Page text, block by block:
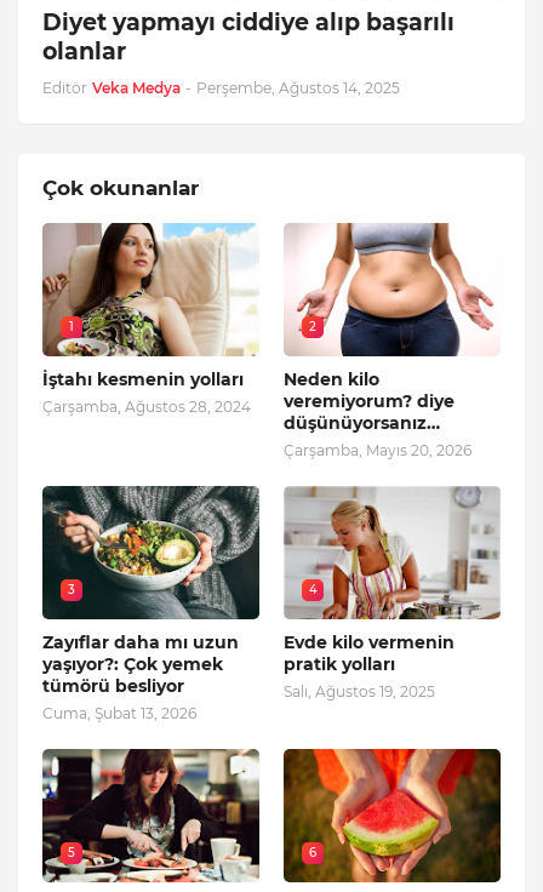
Diyet yapmayı ciddiye alıp başarılı
olanlar
Editör Veka Medya - Perşembe, Ağustos 14, 2025
Çok okunanlar
1
İştahı kesmenin yolları
Çarşamba, Ağustos 28, 2024
2
Neden kilo
veremiyorum? diye
düşünüyorsanız…
Çarşamba, Mayıs 20, 2026
3
Zayıflar daha mı uzun
yaşıyor?: Çok yemek
tümörü besliyor
Cuma, Şubat 13, 2026
4
Evde kilo vermenin
pratik yolları
Salı, Ağustos 19, 2025
5 6